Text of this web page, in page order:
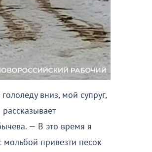
вниз, мой супруг,
— В это время я
привезти песок